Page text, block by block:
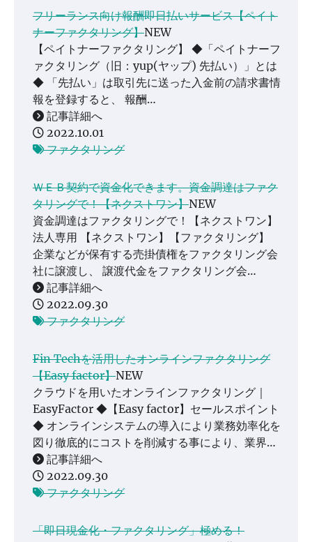
フリーランス向け報酬即日払いサービス【ペイト
ナーファクタリング】NEW
【ペイトナーファクタリング】 ◆「ペイトナーフ
ァクタリング（旧：yup(ヤップ) 先払い）」とは
◆ 「先払い」は取引先に送った入金前の請求書情
報を登録すると、 報酬…
記事詳細へ
2022.10.01
ファクタリング
ＷＥＢ契約で資金化できます。資金調達はファク
タリングで！【ネクストワン】NEW
資金調達はファクタリングで！【ネクストワン】
法人専用 【ネクストワン】【ファクタリング】
企業などが保有する売掛債権をファクタリング会
社に譲渡し、 譲渡代金をファクタリング会…
記事詳細へ
2022.09.30
ファクタリング
Fin Techを活用したオンラインファクタリング
【Easy factor】NEW
クラウドを用いたオンラインファクタリング｜
EasyFactor ◆【Easy factor】セールスポイント
◆ オンラインシステムの導入により業務効率化を
図り徹底的にコストを削減する事により、業界…
記事詳細へ
2022.09.30
ファクタリング
「即日現金化・ファクタリング」極める！